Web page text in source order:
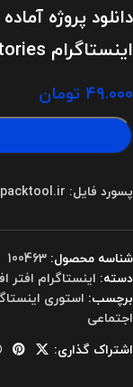
دانلود پروژه
اینستاگرام Modern Stories
۴۹.۰۰۰ تومان
پسورد فایل: packtool.ir
شناسه محصول: 100463
دسته: اینستاگرام افتر
برچسب: استوری
اجتماعی
اشتراک گذاری: